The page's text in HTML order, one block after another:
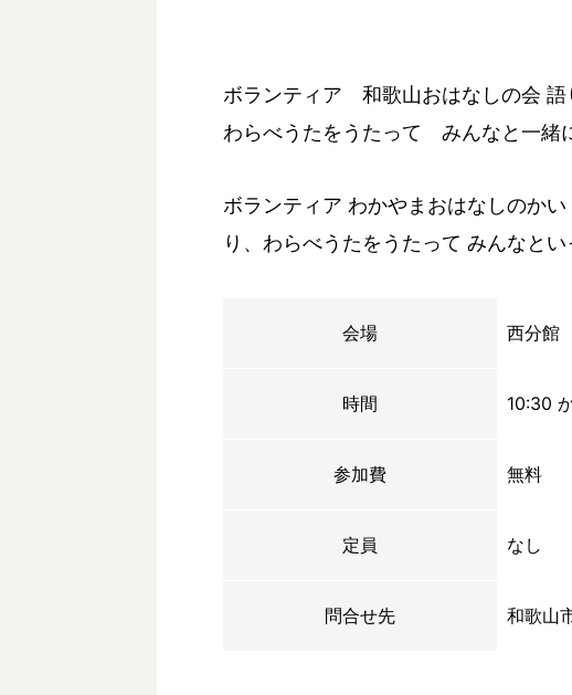
ボランティア 和歌山おはなしの会
わらべうたをうたって みんなと一緒
ボランティア わかやまおはなしのか
り、わらべうたをうたって みんなと
会場 西分館
時間 10:30
参加費 無料
定員 なし
問合せ先 和歌山